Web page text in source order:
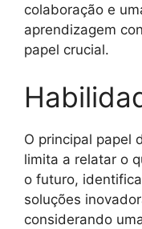
colaboração e
aprendizagem
papel crucial.
O principal papel
limita a relatar o
o futuro,
soluções
considerando